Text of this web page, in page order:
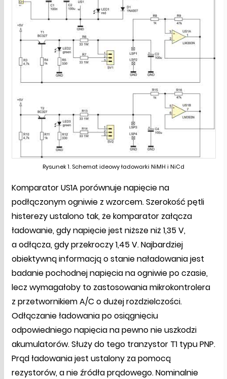
Rysunek 1. Schemat ideowy ładowarki NiMH i NiCd
Komparator US1A porównuje napięcie na
podłączonym ogniwie z wzorcem. Szerokość pętli
histerezy ustalono tak, że komparator załącza
ładowanie, gdy napięcie jest niższe niż 1,35 V,
a odłącza, gdy przekroczy 1,45 V. Najbardziej
obiektywną informacją o stanie naładowania jest
badanie pochodnej napięcia na ogniwie po czasie,
lecz wymagałoby to zastosowania mikrokontrolera
z przetwornikiem A/C o dużej rozdzielczości.
Odłączanie ładowania po osiągnięciu
odpowiedniego napięcia na pewno nie uszkodzi
akumulatorów. Służy do tego tranzystor T1 typu PNP.
Prąd ładowania jest ustalony za pomocą
rezystorów, a nie źródła prądowego. Nominalnie